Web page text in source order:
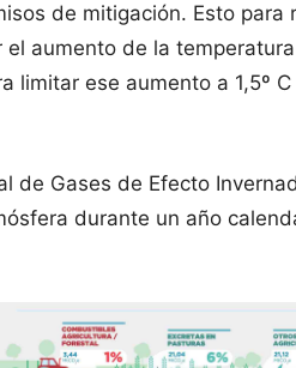
de mitigación. Esto para
aumento de la
limitar ese aumento a 1,5º
de Gases de Efecto
durante un año